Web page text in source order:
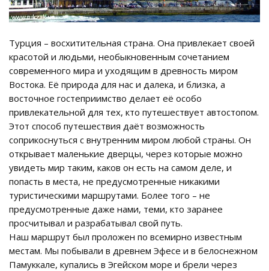
Турция – восхитительная страна. Она привлекает своей
красотой и людьми, необыкновенным сочетанием
современного мира и уходящим в древность миром
Востока. Её природа для нас и далека, и близка, а
восточное гостеприимство делает её особо
привлекательной для тех, кто путешествует автостопом.
Этот способ путешествия даёт возможность
соприкоснуться с внутренним миром любой страны. Он
открывает маленькие дверцы, через которые можно
увидеть мир таким, каков он есть на самом деле, и
попасть в места, не предусмотренные никакими
туристическими маршрутами. Более того – не
предусмотренные даже нами, теми, кто заранее
просчитывал и разрабатывал свой путь.
Наш маршрут был проложен по всемирно известным
местам. Мы побывали в древнем Эфесе и в белоснежном
Памуккале, купались в Эгейском море и брели через